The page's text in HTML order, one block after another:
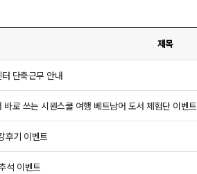
제목
단축근무 안내
바로 쓰는 시원스쿨 여행 베트남어 도서 체험단 이벤트
후기 이벤트
석 이벤트